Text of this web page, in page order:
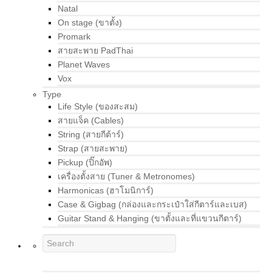
Natal
On stage (ขาตั้ง)
Promark
สายสะพาย PadThai
Planet Waves
Vox
Type
Life Style (ของสะสม)
สายแจ็ค (Cables)
String (สายกีต้าร์)
Strap (สายสะพาย)
Pickup (ปิ๊กอัพ)
เครื่องตั้งสาย (Tuner & Metronomes)
Harmonicas (ฮาโมนิการ์)
Case & Gigbag (กล่องและกระเป๋าใส่กีตาร์และเบส)
Guitar Stand & Hanging (ขาตั้งและที่แขวนกีตาร์)